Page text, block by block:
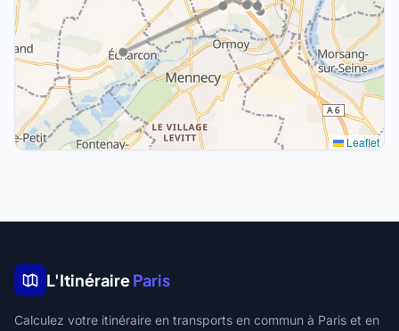
Leaflet
L'ItinéraireParis
Calculez votre itinéraire en transports en commun à Paris et en